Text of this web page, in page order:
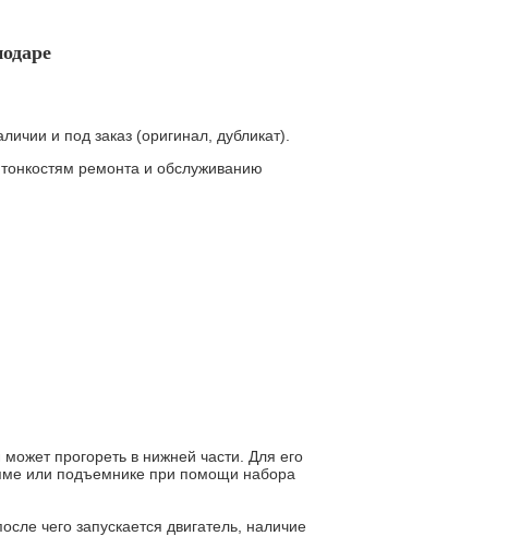
и под заказ (оригинал, дубликат).
ремонта и обслуживанию
прогореть в нижней части. Для его
или подъемнике при помощи набора
чего запускается двигатель, наличие